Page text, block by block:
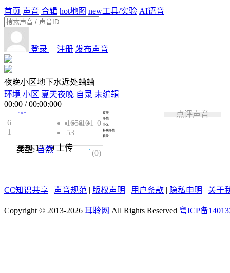
首页 声音 合辑 hot地图 new工具/实验 AI语音
登录 | 注册 发布声音
夜晚小区地下水近处蛐蛐
环境 小区 夏天夜晚 自录 未编辑
00:00 /00:00:000
6
1
rangoo
1658101 0
53
2020-12-29上传
类型:自然 0.0
(0)
夏天
环境
小区
特殊环境
自录
点评声音
CC知识共享 | 声音规范 | 版权声明 | 用户条款 | 隐私申明 | 关于
Copyright © 2013-2026 耳聆网 All Rights Reserved 粤ICP备